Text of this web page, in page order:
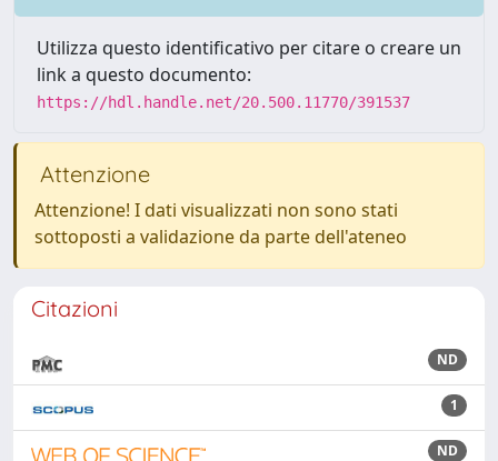
Utilizza questo identificativo per citare o creare un
link a questo documento:
https://hdl.handle.net/20.500.11770/391537
Attenzione
Attenzione! I dati visualizzati non sono stati
sottoposti a validazione da parte dell'ateneo
Citazioni
ND
1
ND